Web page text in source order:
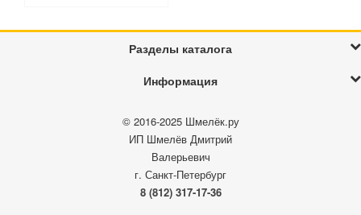
Разделы каталога
Информация
© 2016-2025 Шмелёк.ру
ИП Шмелёв Дмитрий
Валерьевич
г. Санкт-Петербург
8 (812) 317-17-36